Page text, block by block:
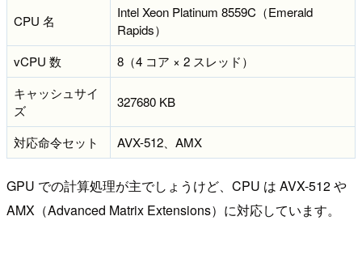
CPU 名
Intel Xeon Platinum 8559C（Emerald
Rapids）
vCPU 数
8（4 コア × 2 スレッド）
キャッシュサイ
ズ
327680 KB
対応命令セット AVX-512、AMX
GPU での計算処理が主でしょうけど、CPU は AVX-512 や
AMX（Advanced Matrix Extensions）に対応しています。